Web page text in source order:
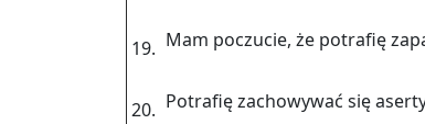
19. Mam po­czu­cie, że po­tra­fię
20. Po­tra­fię za­cho­wy­wać się